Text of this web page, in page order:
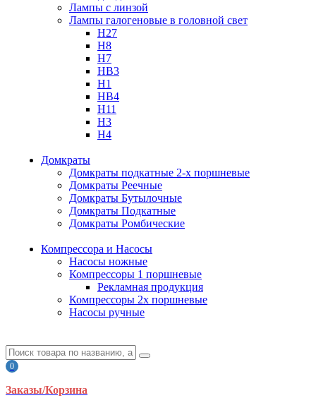
Лампы с линзой
Лампы галогеновые в головной свет
H27
H8
H7
HB3
H1
HB4
H11
H3
H4
Домкраты
Домкраты подкатные 2-х поршневые
Домкраты Реечные
Домкраты Бутылочные
Домкраты Подкатные
Домкраты Ромбические
Компрессора и Насосы
Насосы ножные
Компрессоры 1 поршневые
Рекламная продукция
Компрессоры 2х поршневые
Насосы ручные
0
Заказы/Корзина